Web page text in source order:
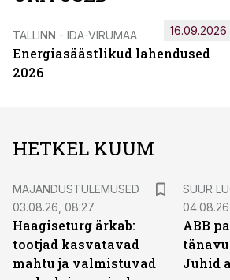
TALLINN - IDA-VIRUMAA
Energiasäästlikud lahendused
2026
16.09.2026
HETKEL KUUM
MAJANDUSTULEMUSED
03.08.26, 08:27
Haagiseturg ärkab:
tootjad kasvatavad
mahtu ja valmistuvad
SUUR
ABB
Juhid